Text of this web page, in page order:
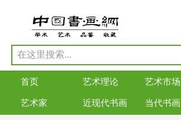
首页 艺术理论 艺术市场
艺术家 近现代书画 当代书画